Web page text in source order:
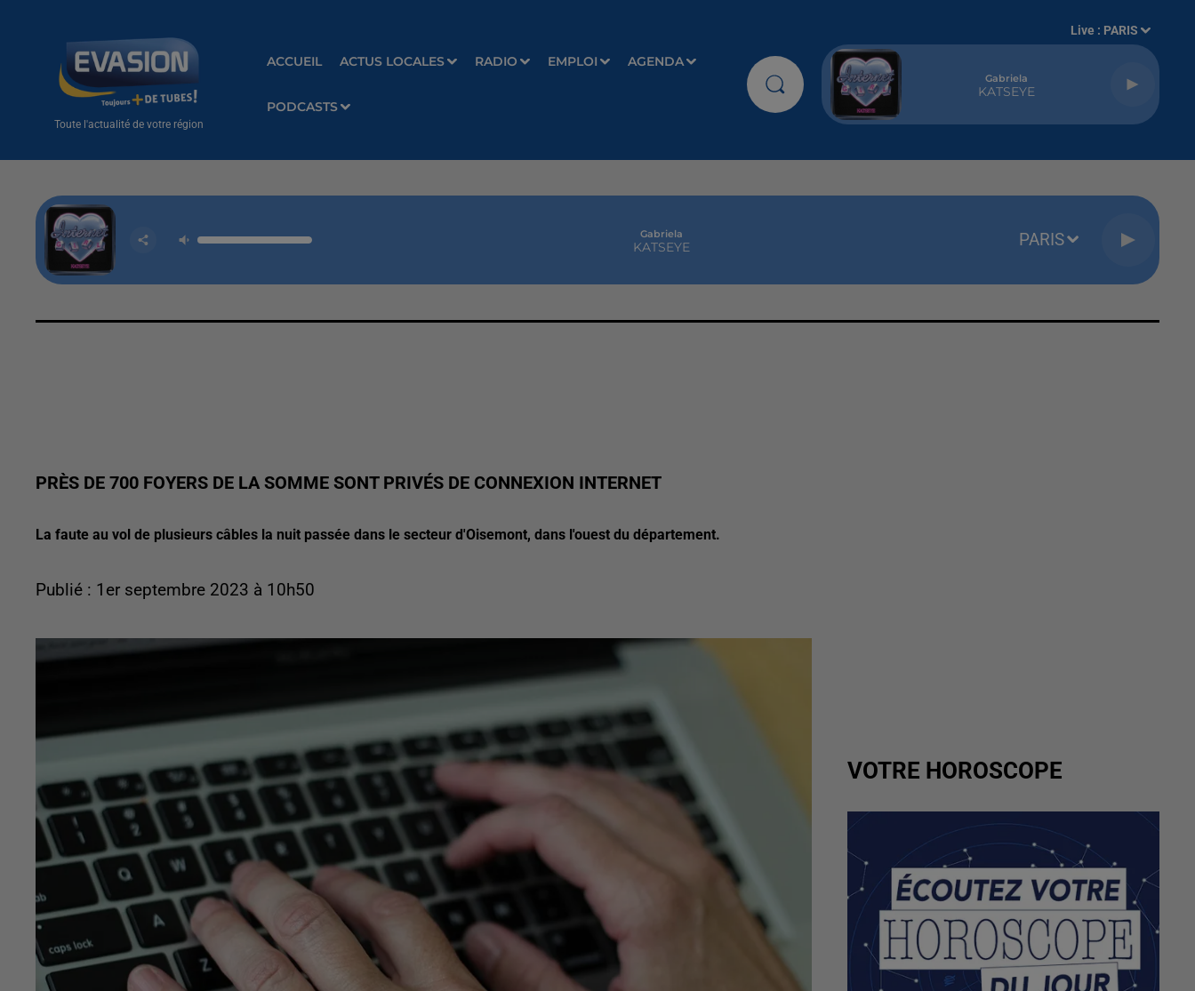
Toute l'actualité de votre région
ACCUEIL ACTUS LOCALES RADIO EMPLOI AGENDA
PODCASTS
Live : PARIS
Gabriela
KATSEYE
Gabriela
KATSEYE PARIS
PRÈS DE 700 FOYERS DE LA SOMME SONT PRIVÉS DE CONNEXION INTERNET
La faute au vol de plusieurs câbles la nuit passée dans le secteur d'Oisemont, dans l'ouest du département.
Publié : 1er septembre 2023 à 10h50
VOTRE HOROSCOPE